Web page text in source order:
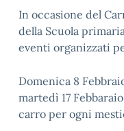
In occasione del
della Scuola
eventi organizzati
Domenica 8
martedì 17
carro per ogni